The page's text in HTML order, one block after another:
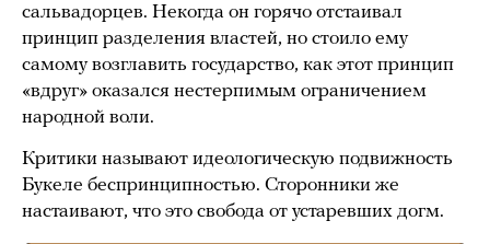
сальвадорцев. Некогда он горячо отстаивал
принцип разделения властей, но стоило ему
самому возглавить государство, как этот принцип
«вдруг» оказался нестерпимым ограничением
народной воли.
Критики называют идеологическую подвижность
Букеле беспринципностью. Сторонники же
настаивают, что это свобода от устаревших догм.